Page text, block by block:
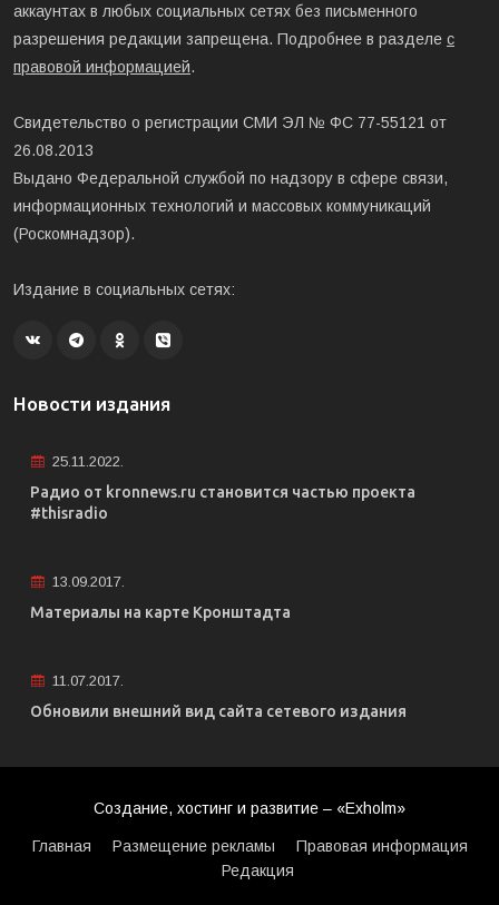
аккаунтах в любых социальных сетях без письменного
разрешения редакции запрещена. Подробнее в разделе с
правовой информацией.
Свидетельство о регистрации СМИ ЭЛ № ФС 77-55121 от
26.08.2013
Выдано Федеральной службой по надзору в сфере связи,
информационных технологий и массовых коммуникаций
(Роскомнадзор).
Издание в социальных сетях:
Новости издания
25.11.2022.
Радио от kronnews.ru становится частью проекта
#thisradio
13.09.2017.
Материалы на карте Кронштадта
11.07.2017.
Обновили внешний вид сайта сетевого издания
Создание, хостинг и развитие – «Exholm»
Главная Размещение рекламы
Правовая информация
Редакция